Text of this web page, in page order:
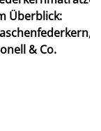
Überblick:
& Co.